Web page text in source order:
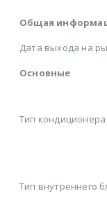
Общая
Дата выхода на
Основные
Тип кондиционера
Тип внутреннего